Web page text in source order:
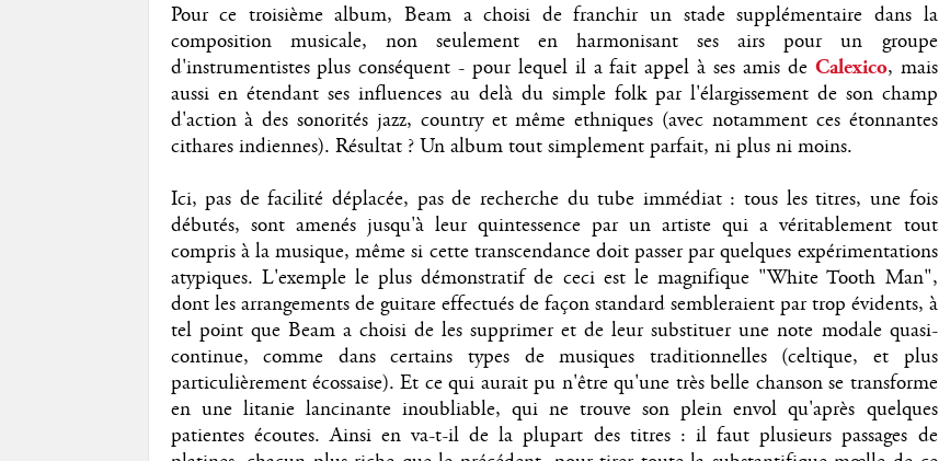
Pour ce troisième album, Beam a choisi de franchir un stade supplémentaire dans la
composition musicale, non seulement en harmonisant ses airs pour un groupe
d'instrumentistes plus conséquent - pour lequel il a fait appel à ses amis deCalexico, mais
aussi en étendant ses influences au delà du simple folk par l'élargissement de son champ
d'action à des sonorités jazz, country et même ethniques (avec notamment ces étonnantes
cithares indiennes). Résultat ? Un album tout simplement parfait, ni plus ni moins.
Ici, pas de facilité déplacée, pas de recherche du tube immédiat : tous les titres, une fois
débutés, sont amenés jusqu'à leur quintessence par un artiste qui a véritablement tout
compris à la musique, même si cette transcendance doit passer par quelques expérimentations
atypiques. L'exemple le plus démonstratif de ceci est le magnifique "White Tooth Man",
dont les arrangements de guitare effectués de façon standard sembleraient par trop évidents, à
tel point que Beam a choisi de les supprimer et de leur substituer une note modale quasi-
continue, comme dans certains types de musiques traditionnelles (celtique, et plus
particulièrement écossaise). Et ce qui aurait pu n'être qu'une très belle chanson se transforme
en une litanie lancinante inoubliable, qui ne trouve son plein envol qu'après quelques
patientes écoutes. Ainsi en va-t-il de la plupart des titres : il faut plusieurs passages de